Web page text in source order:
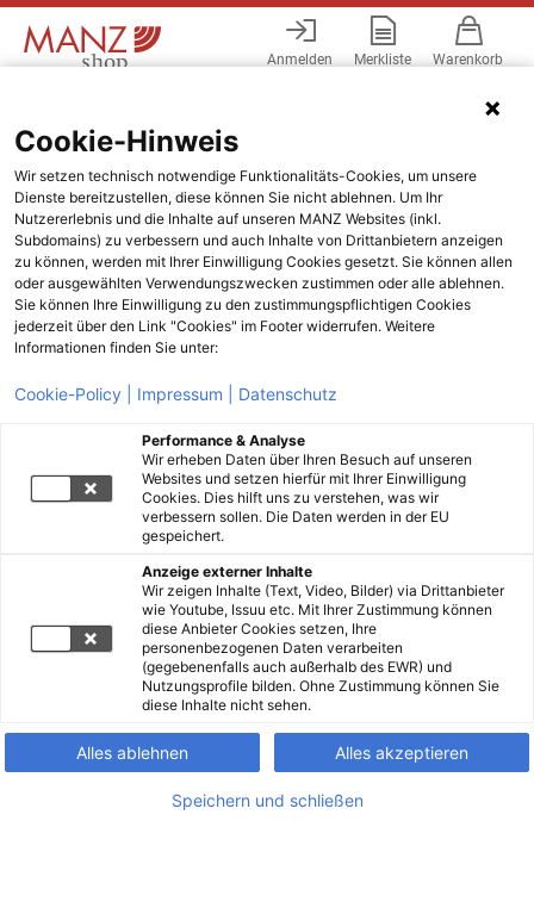
Anmelden Merkliste Warenkorb
Cookie-Hinweis
Wir setzen technisch notwendige Funktionalitäts-Cookies, um unsere
Dienste bereitzustellen, diese können Sie nicht ablehnen. Um Ihr
Nutzererlebnis und die Inhalte auf unseren MANZ Websites (inkl.
Subdomains) zu verbessern und auch Inhalte von Drittanbietern anzeigen
zu können, werden mit Ihrer Einwilligung Cookies gesetzt. Sie können allen
oder ausgewählten Verwendungszwecken zustimmen oder alle ablehnen.
Sie können Ihre Einwilligung zu den zustimmungspflichtigen Cookies
jederzeit über den Link "Cookies" im Footer widerrufen. Weitere
Informationen finden Sie unter:
Cookie-Policy | Impressum | Datenschutz
Performance & Analyse
Wir erheben Daten über Ihren Besuch auf unseren
Websites und setzen hierfür mit Ihrer Einwilligung
Cookies. Dies hilft uns zu verstehen, was wir
verbessern sollen. Die Daten werden in der EU
gespeichert.
Anzeige externer Inhalte
Wir zeigen Inhalte (Text, Video, Bilder) via Drittanbieter
wie Youtube, Issuu etc. Mit Ihrer Zustimmung können
diese Anbieter Cookies setzen, Ihre
personenbezogenen Daten verarbeiten
(gegebenenfalls auch außerhalb des EWR) und
Nutzungsprofile bilden. Ohne Zustimmung können Sie
diese Inhalte nicht sehen.
Alles ablehnen Alles akzeptieren
Speichern und schließen